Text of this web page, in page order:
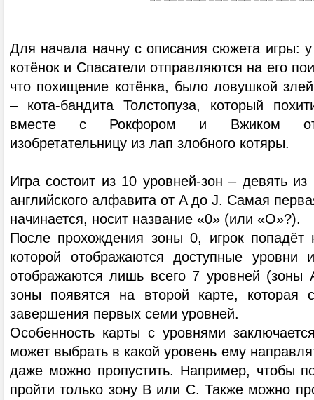
Для начала начну с описания сюжета игры:
котёнок и Спасатели отправляются на его
что похищение котёнка, было ловушкой
– кота-бандита Толстопуза, который
вместе с Рокфором и Вжиком
изобретательницу из лап злобного котяры.
Игра состоит из 10 уровней-зон – девять
английского алфавита от A до J. Самая
начинается, носит название «0» (или «О»?).
После прохождения зоны 0, игрок попадёт
которой отображаются доступные уровни
отображаются лишь всего 7 уровней
зоны появятся на второй карте, которая
завершения первых семи уровней.
Особенность карты с уровнями
может выбрать в какой уровень ему
даже можно пропустить. Например, чтобы
пройти только зону B или C. Также можно